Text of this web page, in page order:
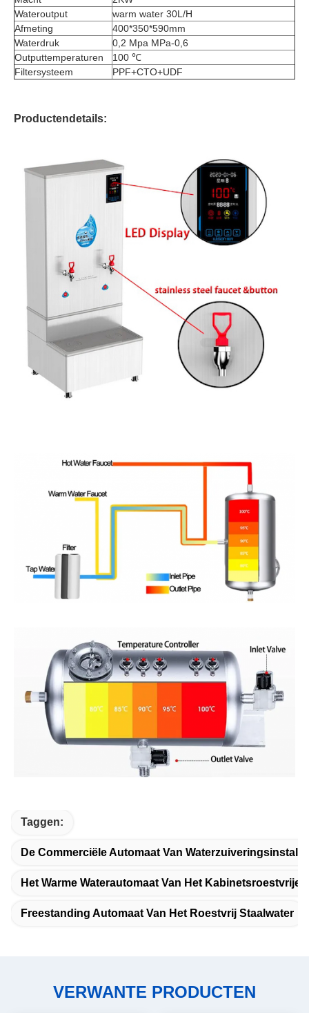
Wateroutput
warm water 30L/H
Afmeting
400*350*590mm
Waterdruk
0,2 Mpa MPa-0,6
Outputtemperaturen
100 ℃
Filtersysteem
PPF+CTO+UDF
Productendetails:
Taggen:
De Commerciële Automaat Van
Het Warme Waterautomaat Van Het Kabinetsroestvrije
Freestanding Automaat Van Het Roestvrij Staalwater
VERWANTE PRODUCTEN